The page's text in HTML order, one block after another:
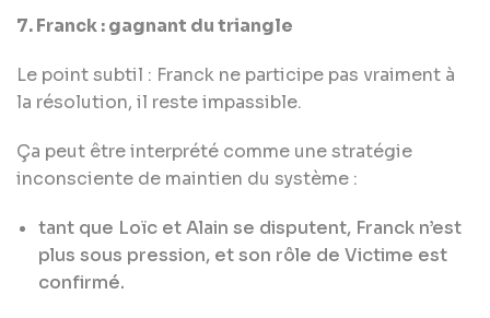
7. Franck : gagnant du triangle
Le point subtil : Franck ne participe pas vraiment à
la résolution, il reste impassible.
Ça peut être interprété comme une stratégie
inconsciente de maintien du système :
tant que Loïc et Alain se disputent, Franck n’est
plus sous pression, et son rôle de Victime est
confirmé.